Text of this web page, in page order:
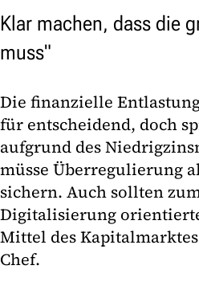
Klar machen, dass die
muss"
Die finanzielle
für entscheidend, doch
aufgrund des
müsse Überregulierung
sichern. Auch sollten
Digitalisierung
Mittel des
Chef.